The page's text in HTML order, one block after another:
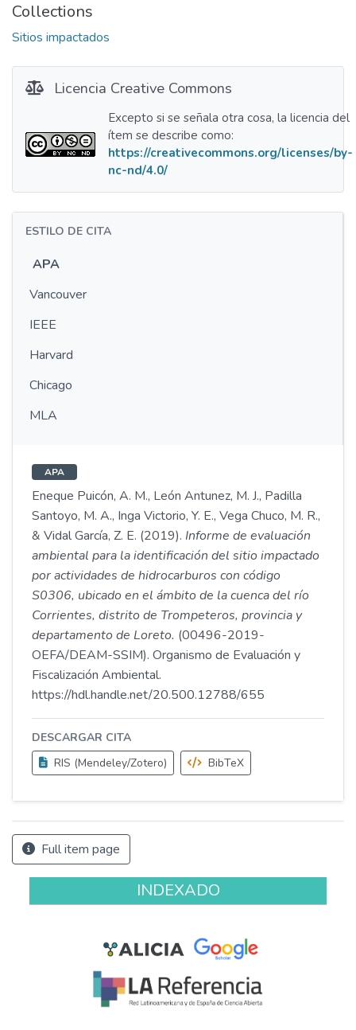
Collections
Sitios impactados
Licencia Creative Commons
Excepto si se señala otra cosa, la licencia del
ítem se describe como:
https://creativecommons.org/licenses/by-
nc-nd/4.0/
ESTILO DE CITA
APA
Vancouver
IEEE
Harvard
Chicago
MLA
APA
Eneque Puicón, A. M., León Antunez, M. J., Padilla
Santoyo, M. A., Inga Victorio, Y. E., Vega Chuco, M. R.,
& Vidal García, Z. E. (2019). Informe de evaluación
ambiental para la identificación del sitio impactado
por actividades de hidrocarburos con código
S0306, ubicado en el ámbito de la cuenca del río
Corrientes, distrito de Trompeteros, provincia y
departamento de Loreto. (00496-2019-
OEFA/DEAM-SSIM). Organismo de Evaluación y
Fiscalización Ambiental.
https://hdl.handle.net/20.500.12788/655
DESCARGAR CITA
RIS (Mendeley/Zotero)
BibTeX
Full item page
INDEXADO